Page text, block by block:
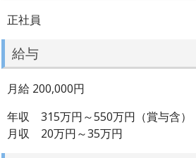
正社員
給与
月給 200,000円
年収 315万円～550万円（賞与含）
月収 20万円～35万円